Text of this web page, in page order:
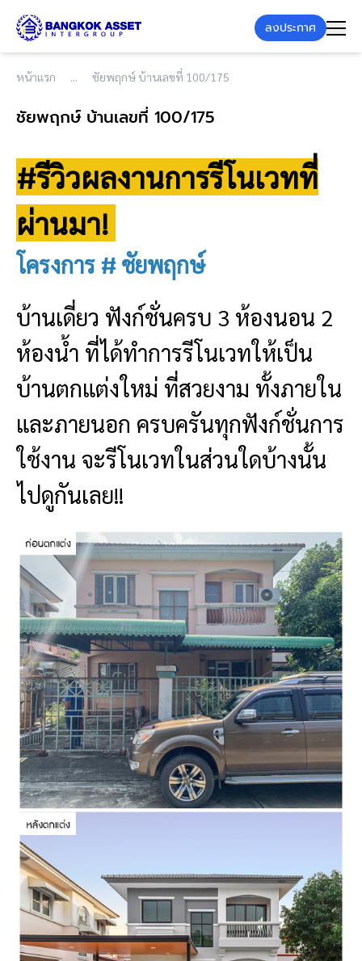
ลงประกาศ
หน้าแรก ชัยพฤกษ์ บ้านเลขที่ 100/175
ชัยพฤกษ์ บ้านเลขที่ 100/175
#รีวิวผลงานการรีโนเวทที่
ผ่านมา!
โครงการ # ชัยพฤกษ์
บ้านเดี่ยว ฟังก์ชั่นครบ 3 ห้องนอน 2
ห้องน้ำ ที่ได้ทำการรีโนเวทให้เป็น
บ้านตกแต่งใหม่ ที่สวยงาม ทั้งภายใน
และภายนอก ครบครันทุกฟังก์ชั่นการ
ใช้งาน จะรีโนเวทในส่วนใดบ้างนั้น
ไปดูกันเลย!!